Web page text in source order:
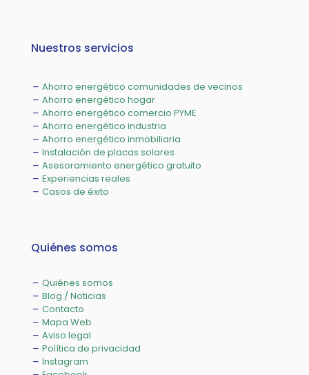
Nuestros servicios
Ahorro energético comunidades de vecinos
Ahorro energético hogar
Ahorro energético comercio PYME
Ahorro energético industria
Ahorro energético inmobiliaria
Instalación de placas solares
Asesoramiento energético gratuito
Experiencias reales
Casos de éxito
Quiénes somos
Quiénes somos
Blog / Noticias
Contacto
Mapa Web
Aviso legal
Política de privacidad
Instagram